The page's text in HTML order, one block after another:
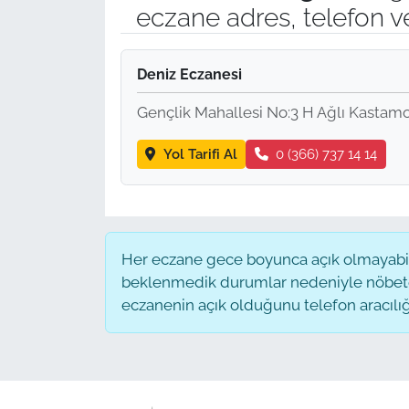
eczane adres, telefon
Deniz Eczanesi
Gençlik Mahallesi No:3 H Ağlı
Yol Tarifi Al 0 (366) 737 14 14
Her eczane gece boyunca açık
beklenmedik durumlar nedeniyle
eczanenin açık olduğunu telefon